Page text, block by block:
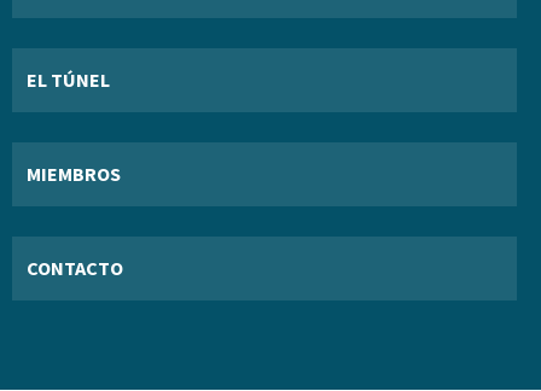
EL TÚNEL
MIEMBROS
CONTACTO